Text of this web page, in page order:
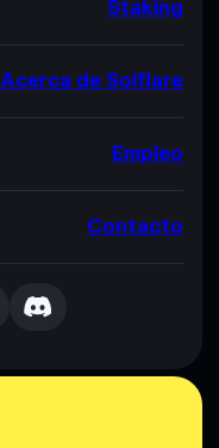
Staking
Acerca de Solflare
Empleo
Contacto